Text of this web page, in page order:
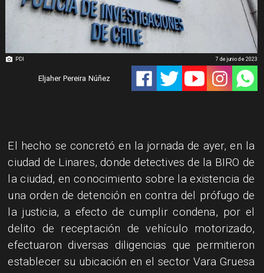
PDI
Eljaher Pereira Núñez
7 de junio de 2023
El hecho se concretó en la jornada de ayer, en la
ciudad de Linares, donde detectives de la BIRO de
la ciudad, en conocimiento sobre la existencia de
una orden de detención en contra del prófugo de
la justicia, a efecto de cumplir condena, por el
delito de receptación de vehículo motorizado,
efectuaron diversas diligencias que permitieron
establecer su ubicación en el sector Vara Gruesa